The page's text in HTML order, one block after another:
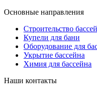
Основные направления
Строительство
Купели для бани
Оборудование для
Укрытие бассейна
Химия для бассейна
Наши контакты